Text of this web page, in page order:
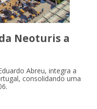
Neoturis a
Abreu, integra a
consolidando uma